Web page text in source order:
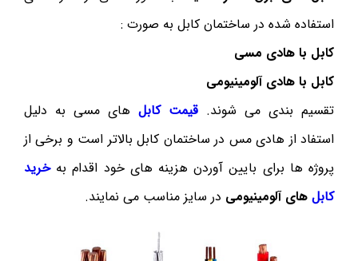
استفاده شده در ساختمان کابل به صورت :
کابل با هادی مسی
کابل با هادی آلومینیومی
تقسیم بندی می شوند. قیمت کابل های مسی به دلیل
استفاد از هادی مس در ساختمان کابل بالاتر است و برخی از
پروژه ها برای بایین آوردن هزینه های خود اقدام بهخرید
کابل های آلومینیومی در سایز مناسب می نمایند.